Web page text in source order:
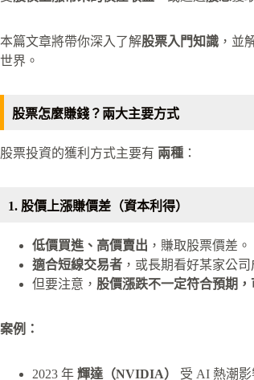
本篇文章將帶你深入了解股票入門知識 ，並
世界。
股票怎麼賺錢？兩大主要方式
股票投資的獲利方式主要有 兩種 ：
1. 股價上漲賺價差（資本利得）
低價買進、高價賣出 ，賺取股票價差。
適合短線交易者 ，或長期看好某家公
但要注意， 股價漲跌不一定符合預期，
案例：
2023 年 輝達（NVIDIA）
受 AI 熱潮影